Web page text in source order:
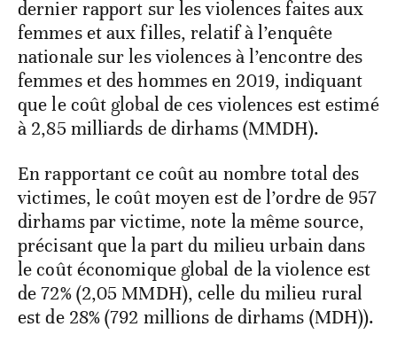
dernier rapport sur les violences faites aux
femmes et aux filles, relatif à l’enquête
nationale sur les violences à l’encontre des
femmes et des hommes en 2019, indiquant
que le coût global de ces violences est estimé
à 2,85 milliards de dirhams (MMDH).
En rapportant ce coût au nombre total des
victimes, le coût moyen est de l’ordre de 957
dirhams par victime, note la même source,
précisant que la part du milieu urbain dans
le coût économique global de la violence est
de 72% (2,05 MMDH), celle du milieu rural
est de 28% (792 millions de dirhams (MDH)).